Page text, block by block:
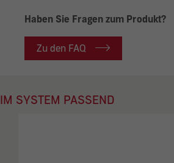
Haben Sie Fragen zum Produkt?
Zu den FAQ
IM SYSTEM PASSEND